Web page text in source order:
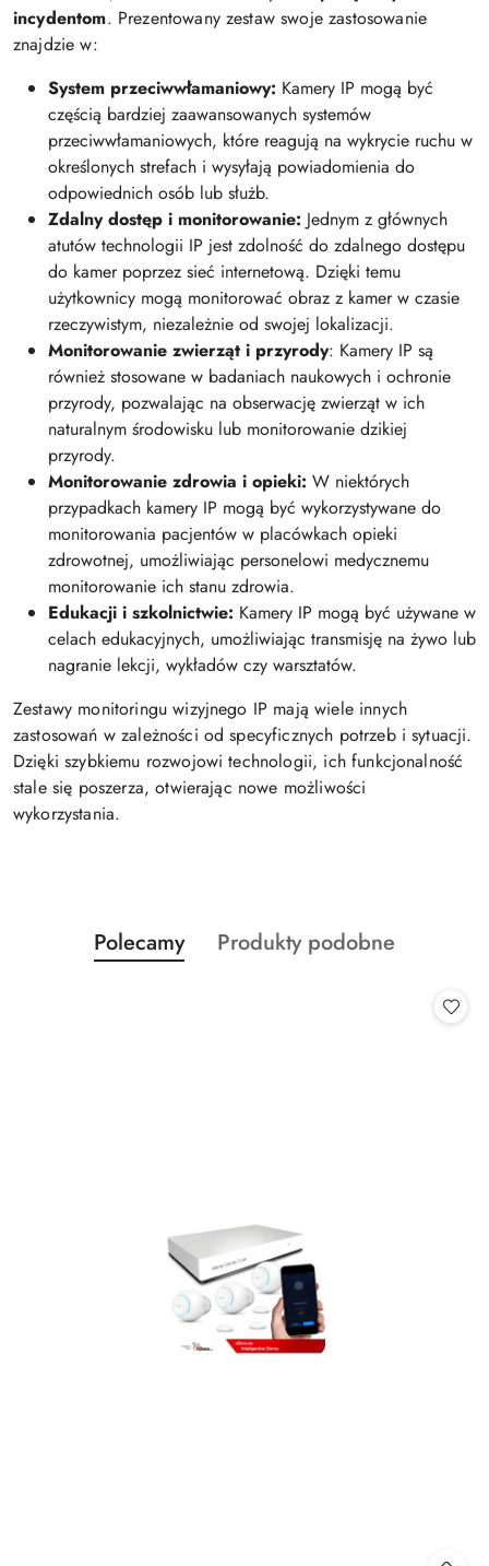
incydentom. Prezentowany zestaw swoje zastosowanie
znajdzie w:
System przeciwwłamaniowy: Kamery IP mogą być
częścią bardziej zaawansowanych systemów
przeciwwłamaniowych, które reagują na wykrycie ruchu w
określonych strefach i wysyłają powiadomienia do
odpowiednich osób lub służb.
Zdalny dostęp i monitorowanie: Jednym z głównych
atutów technologii IP jest zdolność do zdalnego dostępu
do kamer poprzez sieć internetową. Dzięki temu
użytkownicy mogą monitorować obraz z kamer w czasie
rzeczywistym, niezależnie od swojej lokalizacji.
Monitorowanie zwierząt i przyrody: Kamery IP są
również stosowane w badaniach naukowych i ochronie
przyrody, pozwalając na obserwację zwierząt w ich
naturalnym środowisku lub monitorowanie dzikiej
przyrody.
Monitorowanie zdrowia i opieki: W niektórych
przypadkach kamery IP mogą być wykorzystywane do
monitorowania pacjentów w placówkach opieki
zdrowotnej, umożliwiając personelowi medycznemu
monitorowanie ich stanu zdrowia.
Edukacji i szkolnictwie: Kamery IP mogą być używane w
celach edukacyjnych, umożliwiając transmisję na żywo lub
nagranie lekcji, wykładów czy warsztatów.
Zestawy monitoringu wizyjnego IP mają wiele innych
zastosowań w zależności od specyficznych potrzeb i sytuacji.
Dzięki szybkiemu rozwojowi technologii, ich funkcjonalność
stale się poszerza, otwierając nowe możliwości
wykorzystania.
Pomiń karuzelę produktów
Produkty
o
Polecamy
Produkty
Produkty podobne